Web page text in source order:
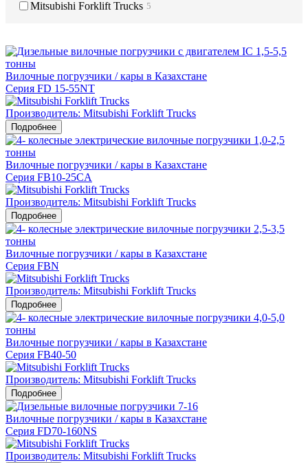
Mitsubishi Forklift Trucks 5
Вилочные погрузчики / кары в Казахстане
Серия FD 15-55NT
Производитель: Mitsubishi Forklift Trucks
Подробнее
Вилочные погрузчики / кары в Казахстане
Серия FB10-25CA
Производитель: Mitsubishi Forklift Trucks
Подробнее
Вилочные погрузчики / кары в Казахстане
Серия FBN
Производитель: Mitsubishi Forklift Trucks
Подробнее
Вилочные погрузчики / кары в Казахстане
Серия FB40-50
Производитель: Mitsubishi Forklift Trucks
Подробнее
Вилочные погрузчики / кары в Казахстане
Серия FD70-160NS
Производитель: Mitsubishi Forklift Trucks